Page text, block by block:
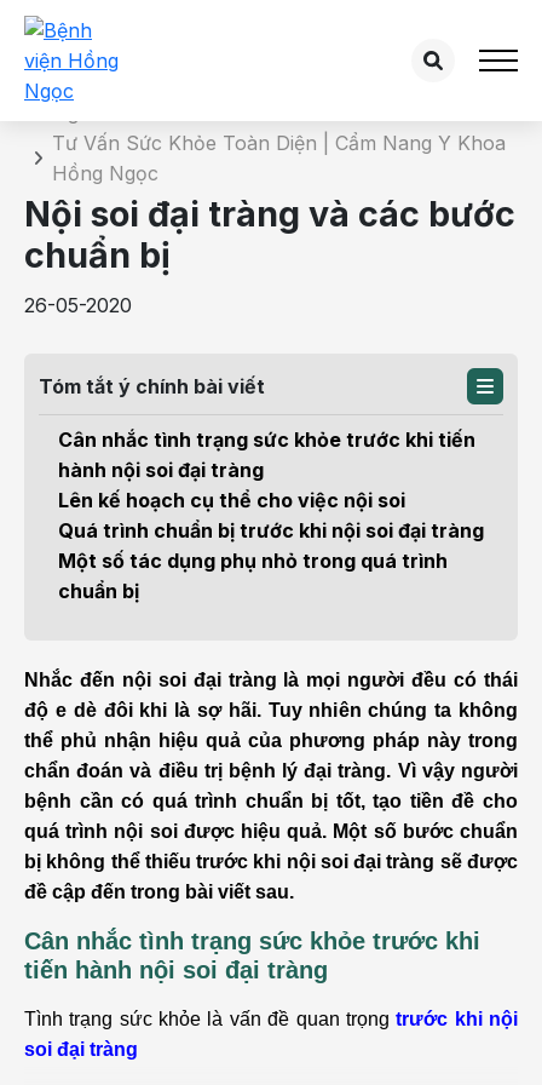
Chi tiết bài tư vấn
Tư Vấn Sức Khỏe Toàn Diện | Cẩm Nang Y Khoa
Hồng Ngọc
Nội soi đại tràng và các bước
chuẩn bị
26-05-2020
Tóm tắt ý chính bài viết
Cân nhắc tình trạng sức khỏe trước khi tiến
hành nội soi đại tràng
Lên kế hoạch cụ thể cho việc nội soi
Quá trình chuẩn bị trước khi nội soi đại tràng
Một số tác dụng phụ nhỏ trong quá trình
chuẩn bị
Nhắc đến nội soi đại tràng là mọi người đều có thái
độ e dè đôi khi là sợ hãi. Tuy nhiên chúng ta không
thể phủ nhận hiệu quả của phương pháp này trong
chẩn đoán và điều trị bệnh lý đại tràng. Vì vậy người
bệnh cần có quá trình chuẩn bị tốt, tạo tiền đề cho
quá trình nội soi được hiệu quả. Một số bước chuẩn
bị không thể thiếu trước khi nội soi đại tràng sẽ được
đề cập đến trong bài viết sau.
Cân nhắc tình trạng sức khỏe trước khi
tiến hành nội soi đại tràng
Tình trạng sức khỏe là vấn đề quan trọngtrước khi nội
soi đại tràng